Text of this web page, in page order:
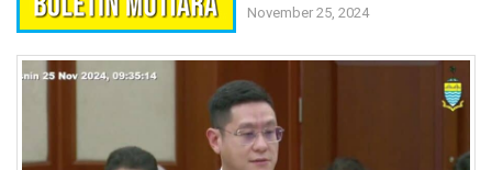
November 25, 2024